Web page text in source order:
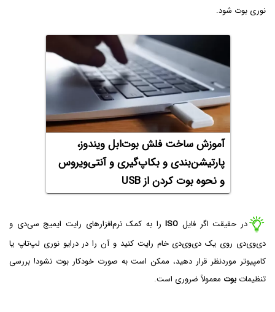
نوری بوت شود.
آموزش ساخت فلش بوت‌ابل ویندوز،
پارتیشن‌‌بندی و بکاپ‌گیری و آنتی‌ویروس
و نحوه بوت کردن از USB
در حقیقت اگر فایل ISOرا به کمک نرم‌افزارهای رایت ایمیج سی‌دی و
دی‌وی‌دی روی یک دی‌وی‌دی خام رایت کنید و آن را در درایو نوری لپ‌تاپ یا
کامپیوتر موردنظر قرار دهید، ممکن است به صورت خودکار بوت نشود! بررسی
تنظیمات بوت معمولاً ضروری است.